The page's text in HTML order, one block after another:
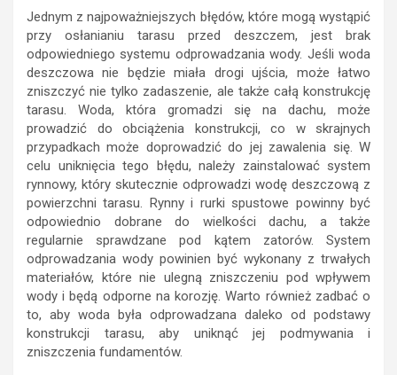
Jednym z najpoważniejszych błędów, które mogą wystąpić
przy osłanianiu tarasu przed deszczem, jest brak
odpowiedniego systemu odprowadzania wody. Jeśli woda
deszczowa nie będzie miała drogi ujścia, może łatwo
zniszczyć nie tylko zadaszenie, ale także całą konstrukcję
tarasu. Woda, która gromadzi się na dachu, może
prowadzić do obciążenia konstrukcji, co w skrajnych
przypadkach może doprowadzić do jej zawalenia się. W
celu uniknięcia tego błędu, należy zainstalować system
rynnowy, który skutecznie odprowadzi wodę deszczową z
powierzchni tarasu. Rynny i rurki spustowe powinny być
odpowiednio dobrane do wielkości dachu, a także
regularnie sprawdzane pod kątem zatorów. System
odprowadzania wody powinien być wykonany z trwałych
materiałów, które nie ulegną zniszczeniu pod wpływem
wody i będą odporne na korozję. Warto również zadbać o
to, aby woda była odprowadzana daleko od podstawy
konstrukcji tarasu, aby uniknąć jej podmywania i
zniszczenia fundamentów.